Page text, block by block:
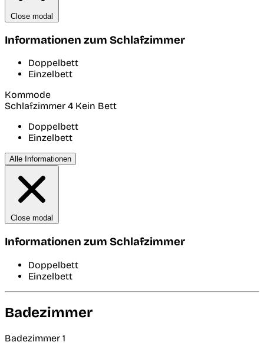
Close modal
Informationen zum Schlafzimmer
Doppelbett
Einzelbett
Kommode
Schlafzimmer 4 Kein Bett
Doppelbett
Einzelbett
Alle Informationen
Close modal
Informationen zum Schlafzimmer
Doppelbett
Einzelbett
Badezimmer
Badezimmer 1